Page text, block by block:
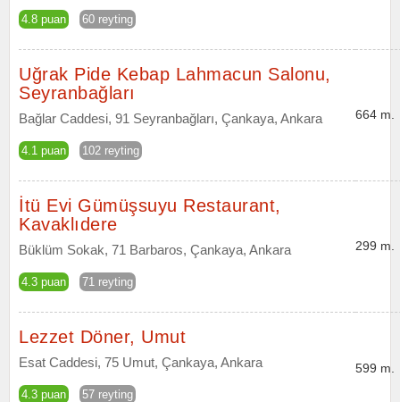
4.8 puan 60 reyting
Uğrak Pide Kebap Lahmacun Salonu,
Seyranbağları
Bağlar Caddesi, 91 Seyranbağları, Çankaya, Ankara
4.1 puan 102 reyting
664 m.
İtü Evi Gümüşsuyu Restaurant,
Kavaklıdere
Büklüm Sokak, 71 Barbaros, Çankaya, Ankara
4.3 puan 71 reyting
299 m.
Lezzet Döner, Umut
Esat Caddesi, 75 Umut, Çankaya, Ankara
4.3 puan 57 reyting
599 m.